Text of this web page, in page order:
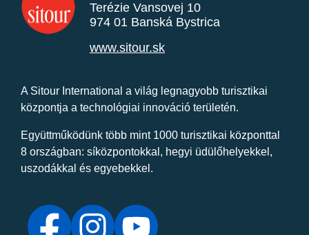
Terézie Vansovej 10
974 01 Banská Bystrica
www.sitour.sk
A Sitour International a világ legnagyobb turisztikai
központja a technológiai innováció területén.
Együttműködünk több mint 1000 turisztikai központtal
8 országban: síközpontokkal, hegyi üdülőhelyekkel,
uszodákkal és egyebekkel.